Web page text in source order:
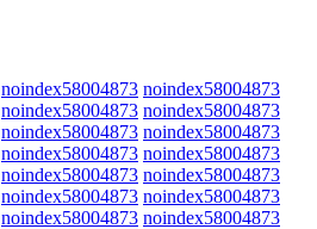
noindex58004873 noindex58004873
noindex58004873 noindex58004873
noindex58004873 noindex58004873
noindex58004873 noindex58004873
noindex58004873 noindex58004873
noindex58004873 noindex58004873
noindex58004873 noindex58004873